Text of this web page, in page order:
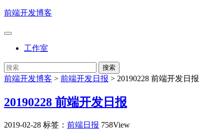
前端开发博客
工作室
前端开发博客 > 前端开发日报 > 20190228 前端开发日报
20190228 前端开发日报
2019-02-28 标签： 前端日报 758View